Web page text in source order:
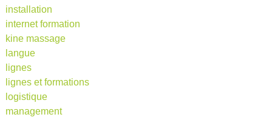
installation
internet formation
kine massage
langue
lignes
lignes et formations
logistique
management